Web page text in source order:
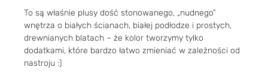
To są właśnie plusy dość stonowanego, „nudnego”
wnętrza o białych ścianach, białej podłodze i prostych,
drewnianych blatach – że kolor tworzymy tylko
dodatkami, które bardzo łatwo zmieniać w zależności od
nastroju :)